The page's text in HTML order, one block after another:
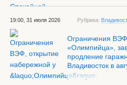
19:00, 31 июля 2026 Рубрика:
Ограничения
«Олимпийца»,
продление
Владивосток в